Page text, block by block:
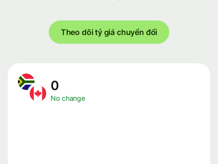
Theo dõi tỷ giá chuyển đổi
0
No change